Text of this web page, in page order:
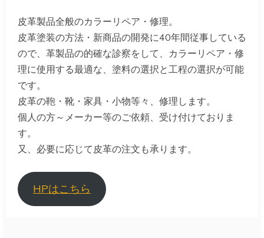
皮革製品全般のカラーリペア・修理。
皮革塗装の方法・新商品の開発に40年間従事している
ので、革製品の的確な診察をして、カラーリペア・修
理に使用する最適な、塗料の選択と工程の選択が可能
です。
皮革の鞄・靴・家具・小物等々、修理します。
個人の方～メーカー等のご依頼、受け付けておりま
す。
又、必要に応じて皮革の注文も承ります。
HPはこちら